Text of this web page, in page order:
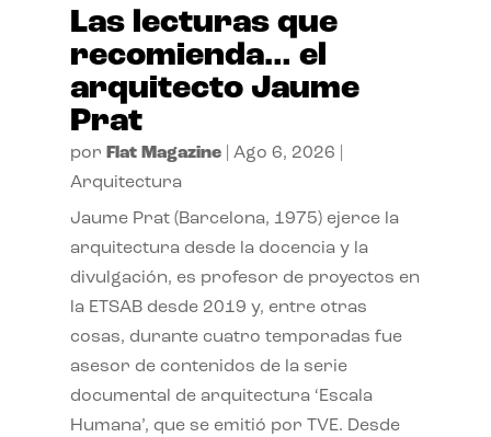
Las lecturas que
recomienda… el
arquitecto Jaume
Prat
por Flat Magazine| Ago 6, 2026
Arquitectura
Jaume Prat (Barcelona, 1975) ejerce la
arquitectura desde la docencia y la
divulgación, es profesor de proyectos en
la ETSAB desde 2019 y, entre otras
cosas, durante cuatro temporadas fue
asesor de contenidos de la serie
documental de arquitectura ‘Escala
Humana’, que se emitió por TVE. Desde